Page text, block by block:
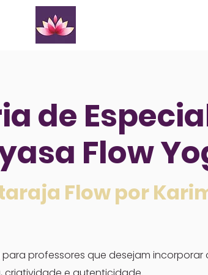
de
Flow
Flow por
professores que desejam incorporar